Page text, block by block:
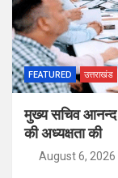
FEATURED उत्तराखंड
मुख्य सचिव आनन्द
की अध्यक्षता की
August 6, 2026